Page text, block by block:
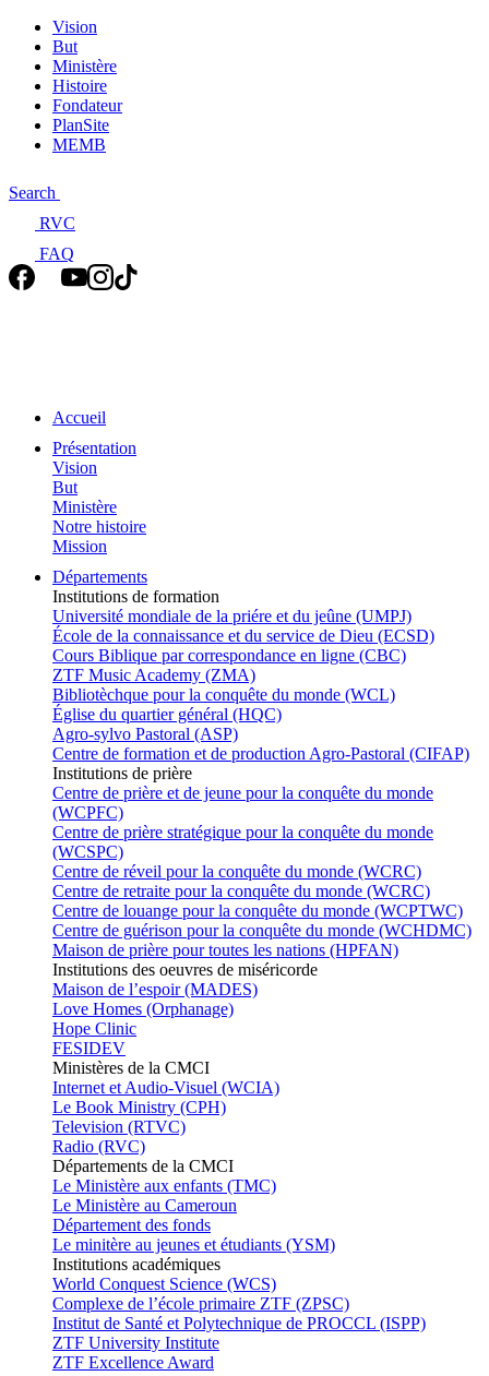
Vision
But
Ministère
Histoire
Fondateur
PlanSite
MEMB
Search
RVC
FAQ
Accueil
Présentation
Vision
But
Ministère
Notre histoire
Mission
Départements
Institutions de formation
Université mondiale de la priére et du jeûne (UMPJ)
École de la connaissance et du service de Dieu (ECSD)
Cours Biblique par correspondance en ligne (CBC)
ZTF Music Academy (ZMA)
Bibliotèchque pour la conquête du monde (WCL)
Église du quartier général (HQC)
Agro-sylvo Pastoral (ASP)
Centre de formation et de production Agro-Pastoral (CIFAP)
Institutions de prière
Centre de prière et de jeune pour la conquête du monde
(WCPFC)
Centre de prière stratégique pour la conquête du monde
(WCSPC)
Centre de réveil pour la conquête du monde (WCRC)
Centre de retraite pour la conquête du monde (WCRC)
Centre de louange pour la conquête du monde (WCPTWC)
Centre de guérison pour la conquête du monde (WCHDMC)
Maison de prière pour toutes les nations (HPFAN)
Institutions des oeuvres de miséricorde
Maison de l’espoir (MADES)
Love Homes (Orphanage)
Hope Clinic
FESIDEV
Ministères de la CMCI
Internet et Audio-Visuel (WCIA)
Le Book Ministry (CPH)
Television (RTVC)
Radio (RVC)
Départements de la CMCI
Le Ministère aux enfants (TMC)
Le Ministère au Cameroun
Département des fonds
Le minitère au jeunes et étudiants (YSM)
Institutions académiques
World Conquest Science (WCS)
Complexe de l’école primaire ZTF (ZPSC)
Institut de Santé et Polytechnique de PROCCL (ISPP)
ZTF University Institute
ZTF Excellence Award